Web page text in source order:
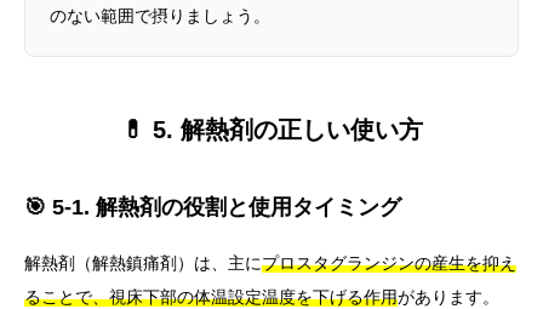
のない範囲で摂りましょう。
💊 5. 解熱剤の正しい使い方
🎯 5-1. 解熱剤の役割と使用タイミング
解熱剤（解熱鎮痛剤）は、主にプロスタグランジンの産生を抑え
ることで、視床下部の体温設定温度を下げる作用があります。